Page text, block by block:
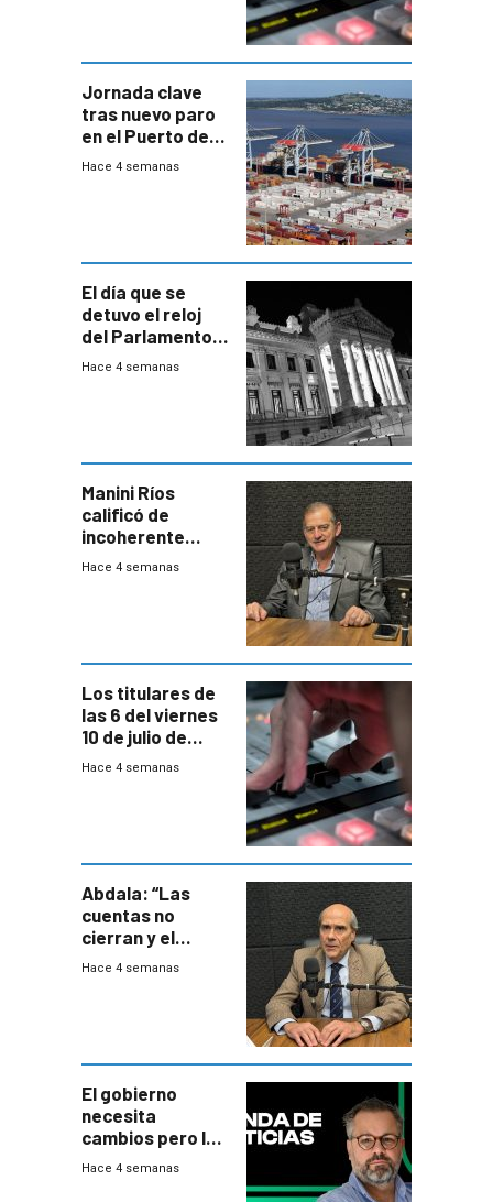
Jornada clave
tras nuevo paro
en el Puerto de
Montevideo
Hace 4 semanas
El día que se
detuvo el reloj
del Parlamento
para negociar
Hace 4 semanas
Manini Ríos
calificó de
incoherente
decisión de
Hace 4 semanas
Los titulares de
las 6 del viernes
10 de julio de
2026
Hace 4 semanas
Abdala: “Las
cuentas no
cierran y el
balance del
Hace 4 semanas
El gobierno
necesita
cambios pero los
ministros tienen
Hace 4 semanas